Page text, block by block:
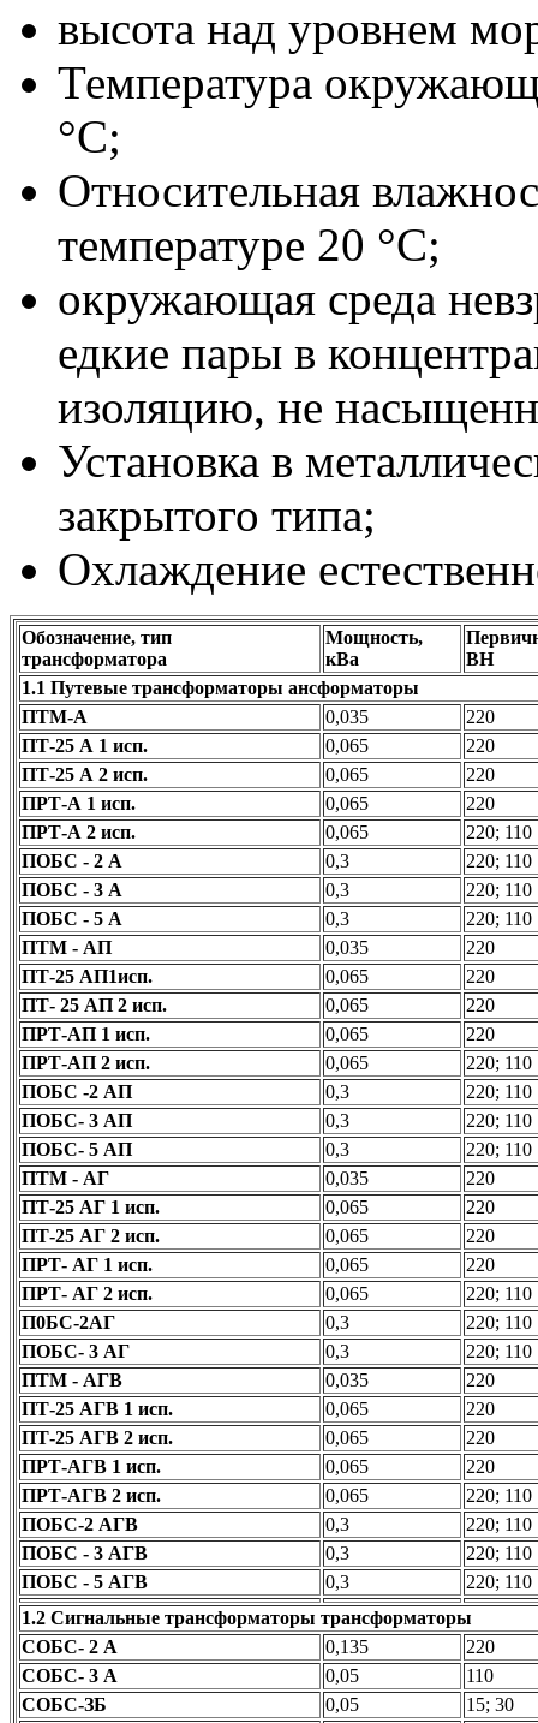
высота над уровнем
Температура
°С;
Относительная
температуре 20 °С;
окружающая среда
едкие пары в
изоляцию, не
Установка в
закрытого типа;
Охлаждение
Обозначение, тип
трансформатора
Мощность,
кВа
ВН
1.1 Путевые трансформаторы ансформаторы
ПТМ-А
0,035
220
ПТ-25 А 1 исп.
0,065
220
ПТ-25 А 2 исп.
0,065
220
ПРТ-А 1 исп.
0,065
220
ПРТ-А 2 исп.
0,065
220; 110
ПОБС - 2 А
0,3
220; 110
ПОБС - 3 А
0,3
220; 110
ПОБС - 5 А
0,3
220; 110
ПТМ - АП
0,035
220
ПТ-25 АП1исп.
0,065
220
ПТ- 25 АП 2 исп.
0,065
220
ПРТ-АП 1 исп.
0,065
220
ПРТ-АП 2 исп.
0,065
220; 110
ПОБС -2 АП
0,3
220; 110
ПОБС- 3 АП
0,3
220; 110
ПОБС- 5 АП
0,3
220; 110
ПТМ - АГ
0,035
220
ПТ-25 АГ 1 исп.
0,065
220
ПТ-25 АГ 2 исп.
0,065
220
ПРТ- АГ 1 исп.
0,065
220
ПРТ- АГ 2 исп.
0,065
220; 110
П0БС-2АГ
0,3
220; 110
ПОБС- 3 АГ
0,3
220; 110
ПТМ - АГВ
0,035
220
ПТ-25 АГВ 1 исп.
0,065
220
ПТ-25 АГВ 2 исп.
0,065
220
ПРТ-АГВ 1 исп.
0,065
220
ПРТ-АГВ 2 исп.
0,065
220; 110
ПОБС-2 АГВ
0,3
220; 110
ПОБС - 3 АГВ
0,3
220; 110
ПОБС - 5 АГВ
0,3
220; 110
1.2 Сигнальные трансформаторы трансформаторы
СОБС- 2 А
0,135
220
СОБС- 3 А
0,05
110
СОБС-ЗБ
0,05
15; 30